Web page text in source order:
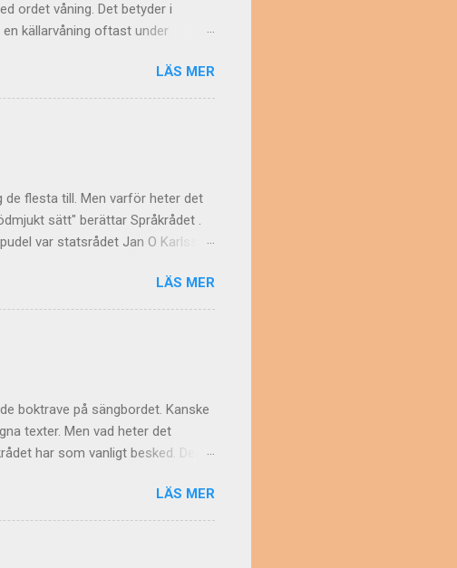
ordet våning. Det betyder i
källarvåning oftast under
från början användes om
med flera rum i fil. Vem har
om just sådana bostäder som
LÄS MER
de flesta till. Men varför heter det
sätt" berättar Språkrådet .
var statsrådet Jan O Karlsson
myntade Pål Jebsen, reklamman,
med benen". Pål berättar
eller en prettopudel –
Är det någon läsare som
LÄS MER
boktrave på sängbordet. Kanske
texter. Men vad heter det
har som vanligt besked. Den
Då syftade man på den
kom sedan ordet nattygsbord,
LÄS MER